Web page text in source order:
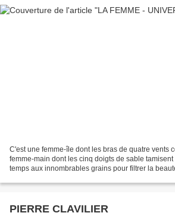
C'est une femme-île dont les bras de quatre vents
femme-main dont les cinq doigts de sable
temps aux innombrables grains pour filtrer la
PIERRE CLAVILIER